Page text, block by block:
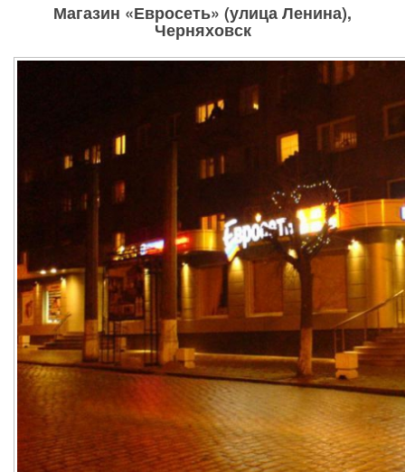
Магазин «Евросеть» (улица Ленина),
Черняховск